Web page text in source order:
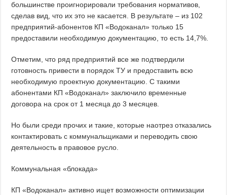
большинстве проигнорировали требования нормативов,
сделав вид, что их это не касается. В результате – из 102
предприятий-абонентов КП «Водоканал» только 15
предоставили необходимую документацию, то есть 14,7%.
Отметим, что ряд предприятий все же подтвердили
готовность привести в порядок ТУ и предоставить всю
необходимую проектную документацию. С такими
абонентами КП «Водоканал» заключило временные
договора на срок от 1 месяца до 3 месяцев.
Но были среди прочих и такие, которые наотрез отказались
контактировать с коммунальщиками и переводить свою
деятельность в правовое русло.
Коммунальная «блокада»
КП «Водоканал» активно ищет возможности оптимизации